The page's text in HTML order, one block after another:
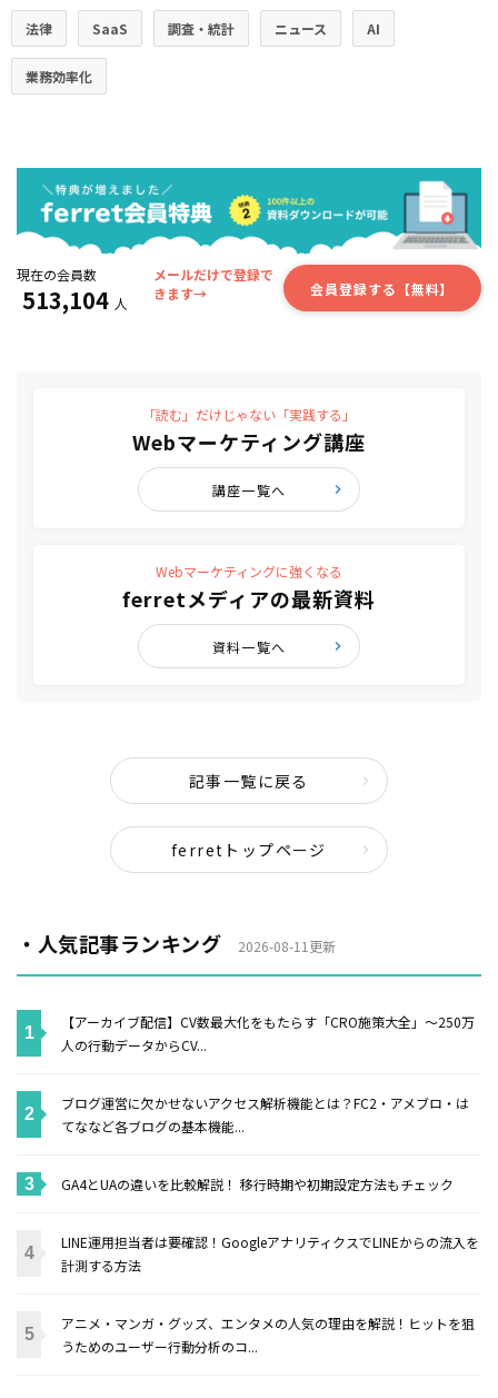
法律 SaaS 調査・統計 ニュース AI
業務効率化
現在の会員数
513,104 人
メールだけで登録で
きます→
会員登録する【無料】
「読む」だけじゃない「実践する」
Webマーケティング講座
講座一覧へ
Webマーケティングに強くなる
ferretメディアの最新資料
資料一覧へ
記事一覧に戻る
ferretトップページ
・人気記事ランキング 2026-08-11更新
【アーカイブ配信】CV数最大化をもたらす「CRO施策大全」〜250万
人の行動データからCV...
ブログ運営に欠かせないアクセス解析機能とは？FC2・アメブロ・は
てななど各ブログの基本機能...
GA4とUAの違いを比較解説！ 移行時期や初期設定方法もチェック
LINE運用担当者は要確認！GoogleアナリティクスでLINEからの流入を
計測する方法
アニメ・マンガ・グッズ、エンタメの人気の理由を解説！ヒットを狙
うためのユーザー行動分析のコ...